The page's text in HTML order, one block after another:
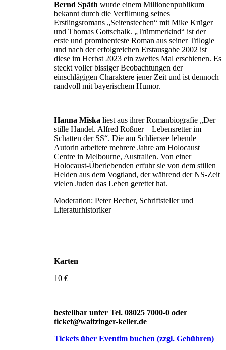
Bernd Späth wurde einem Millionenpublikum
bekannt durch die Verfilmung seines
Erstlingsromans „Seitenstechen“ mit Mike Krüger
und Thomas Gottschalk. „Trümmerkind“ ist der
erste und prominenteste Roman aus seiner Trilogie
und nach der erfolgreichen Erstausgabe 2002 ist
diese im Herbst 2023 ein zweites Mal erschienen. Es
steckt voller bissiger Beobachtungen der
einschlägigen Charaktere jener Zeit und ist dennoch
randvoll mit bayerischem Humor.
Hanna Miska liest aus ihrer Romanbiografie „Der
stille Handel. Alfred Roßner – Lebensretter im
Schatten der SS“. Die am Schliersee lebende
Autorin arbeitete mehrere Jahre am Holocaust
Centre in Melbourne, Australien. Von einer
Holocaust-Überlebenden erfuhr sie von dem stillen
Helden aus dem Vogtland, der während der NS-Zeit
vielen Juden das Leben gerettet hat.
Moderation: Peter Becher, Schriftsteller und
Literaturhistoriker
Karten
10 €
bestellbar unter Tel. 08025 7000-0 oder
ticket@waitzinger-keller.de
Tickets über Eventim buchen (zzgl. Gebühren)